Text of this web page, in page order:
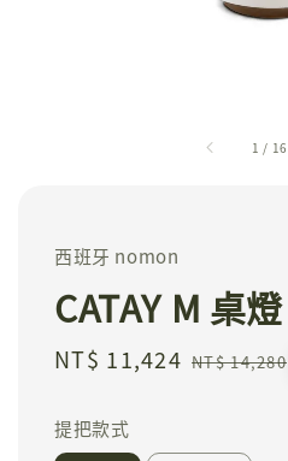
1 / 16
西班牙 nomon
CATAY M 桌燈
Sale
NT$ 11,424 Regular
NT$ 14,280
提把款式